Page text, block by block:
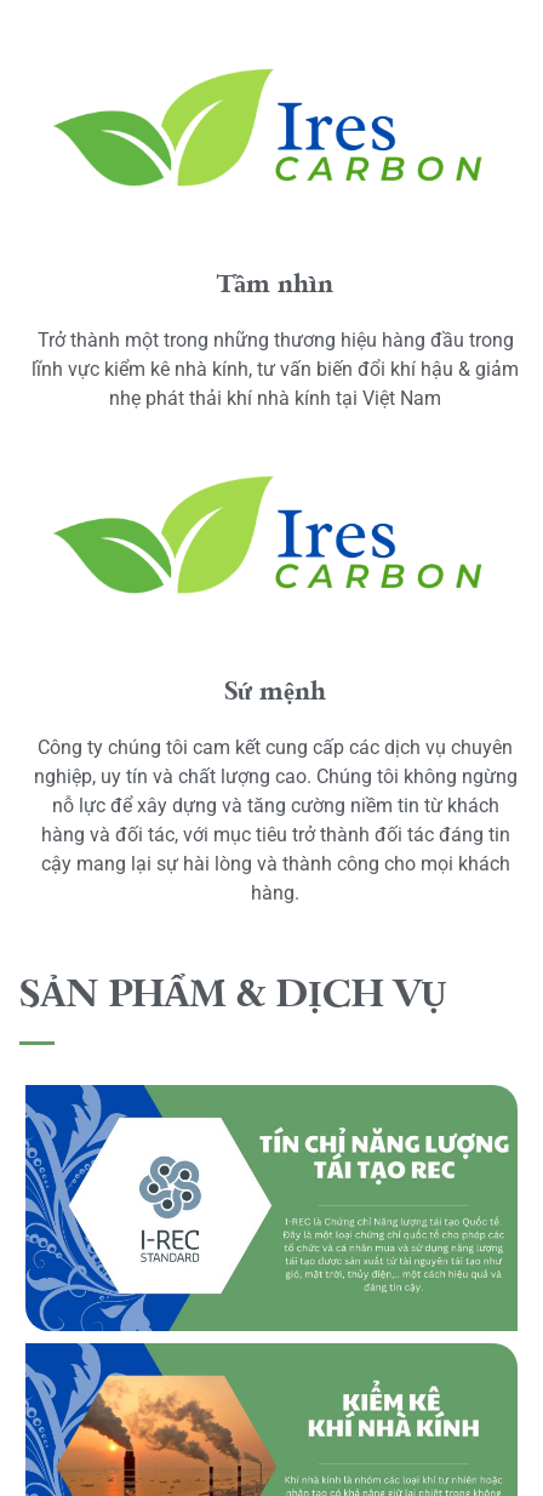
Tầm nhìn
Trở thành một trong những thương hiệu hàng đầu trong
lĩnh vực kiểm kê nhà kính, tư vấn biến đổi khí hậu & giảm
nhẹ phát thải khí nhà kính tại Việt Nam
Sứ mệnh
Công ty chúng tôi cam kết cung cấp các dịch vụ chuyên
nghiệp, uy tín và chất lượng cao. Chúng tôi không ngừng
nỗ lực để xây dựng và tăng cường niềm tin từ khách
hàng và đối tác, với mục tiêu trở thành đối tác đáng tin
cậy mang lại sự hài lòng và thành công cho mọi khách
hàng.
SẢN PHẨM & DỊCH VỤ